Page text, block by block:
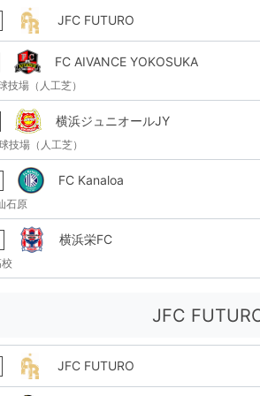
JFC FUTURO
FC AIVANCE YOKOSUKA
技場（人工芝）
横浜ジュニオールJY
技場（人工芝）
FC Kanaloa
石原
横浜栄FC
JFC
JFC FUTURO